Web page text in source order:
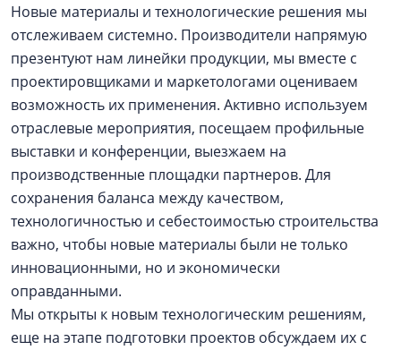
Новые материалы и технологические решения мы
отслеживаем системно. Производители напрямую
презентуют нам линейки продукции, мы вместе с
проектировщиками и маркетологами оцениваем
возможность их применения. Активно используем
отраслевые мероприятия, посещаем профильные
выставки и конференции, выезжаем на
производственные площадки партнеров. Для
сохранения баланса между качеством,
технологичностью и себестоимостью строительства
важно, чтобы новые материалы были не только
инновационными, но и экономически
оправданными.
Мы открыты к новым технологическим решениям,
еще на этапе подготовки проектов обсуждаем их с